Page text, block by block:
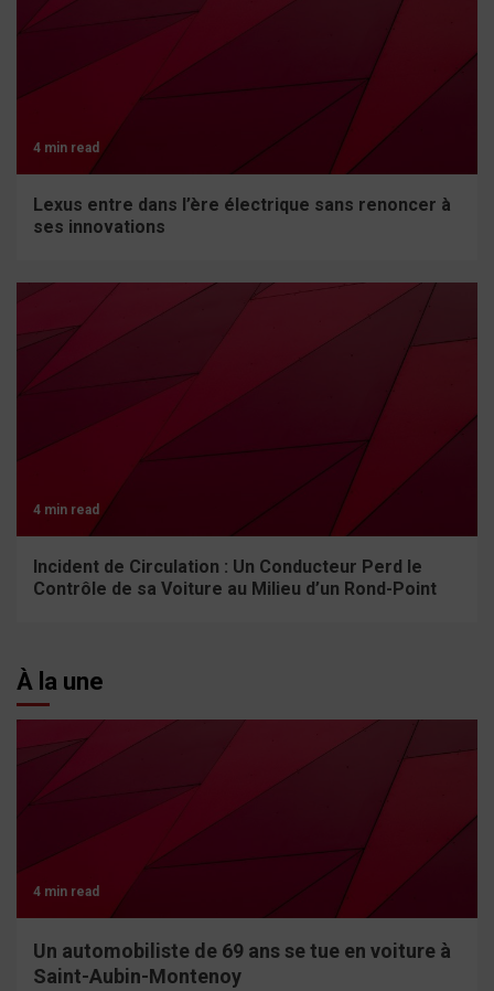
4 min read
Lexus entre dans l’ère électrique sans renoncer à
ses innovations
4 min read
Incident de Circulation : Un Conducteur Perd le
Contrôle de sa Voiture au Milieu d’un Rond-Point
À la une
4 min read
Un automobiliste de 69 ans se tue en voiture à
Saint-Aubin-Montenoy